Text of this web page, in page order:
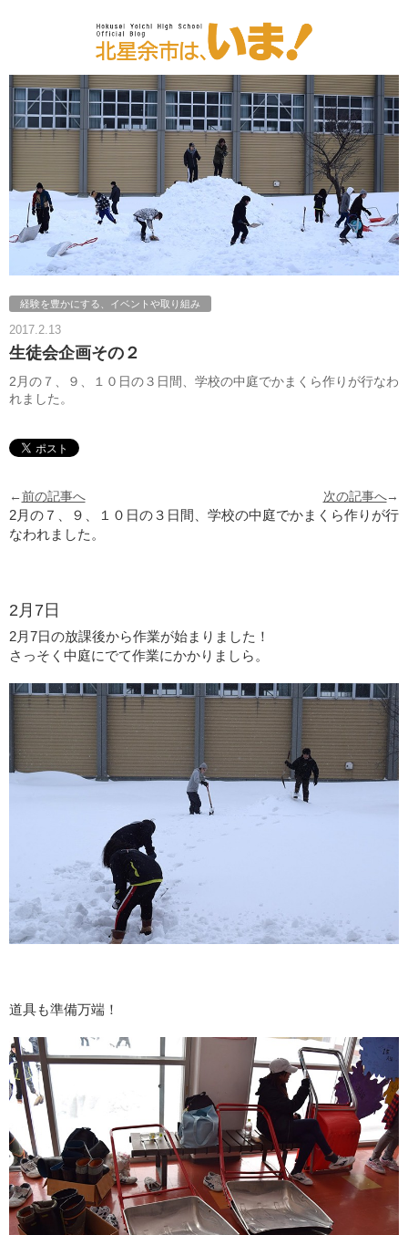
経験を豊かにする、イベントや取り組み
2017.2.13
生徒会企画その２
2月の７、９、１０日の３日間、学校の中庭でかまくら作りが行なわ
れました。
←前の記事へ 次の記事へ→
2月の７、９、１０日の３日間、学校の中庭でかまくら作りが行
なわれました。
2月7日
2月7日の放課後から作業が始まりました！
さっそく中庭にでて作業にかかりましら。
道具も準備万端！